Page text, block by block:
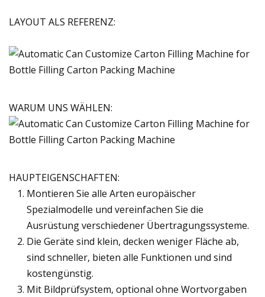
LAYOUT ALS REFERENZ:
WARUM UNS WÄHLEN:
HAUPTEIGENSCHAFTEN:
Montieren Sie alle Arten europäischer
Spezialmodelle und vereinfachen Sie die
Ausrüstung verschiedener Übertragungssysteme.
Die Geräte sind klein, decken weniger Fläche ab,
sind schneller, bieten alle Funktionen und sind
kostengünstig.
Mit Bildprüfsystem, optional ohne Wortvorgaben